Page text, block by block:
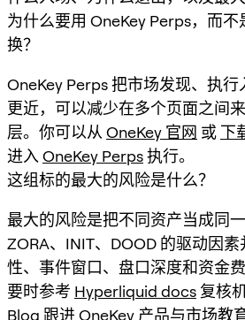
为什么要用 OneKey Perps，而
换？
OneKey Perps 把市场发现、执
更近，可以减少在多个页面之间
层。你可以从 OneKey 官网 或 下
进入 OneKey Perps执行。
这组标的最大的风险是什么？
最大的风险是把不同资产当成同一
ZORA、INIT、DOOD 的驱动因
性、事件窗口、盘口深度和资金
要时参考 Hyperliquid docs 复核
Blog 跟进 OneKey 产品与市场教